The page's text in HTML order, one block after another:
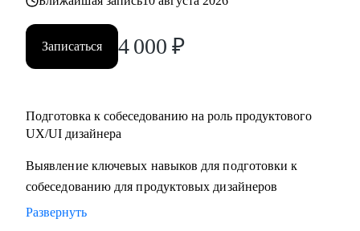
Записаться 4 000 ₽
Подготовка к собеседованию на роль продуктового
UX/UI дизайнера
Выявление ключевых навыков для подготовки к
собеседованию для продуктовых дизайнеров
Развернуть